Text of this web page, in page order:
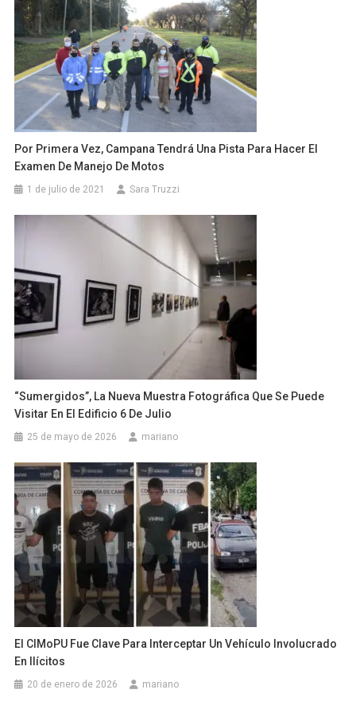
Por Primera Vez, Campana Tendrá Una Pista Para Hacer El
Examen De Manejo De Motos
1 de julio de 2021 Sara Truzzi
“Sumergidos”, La Nueva Muestra Fotográfica Que Se Puede
Visitar En El Edificio 6 De Julio
25 de mayo de 2026 mariano
El CIMoPU Fue Clave Para Interceptar Un Vehículo Involucrado
En Ilícitos
20 de enero de 2026 mariano